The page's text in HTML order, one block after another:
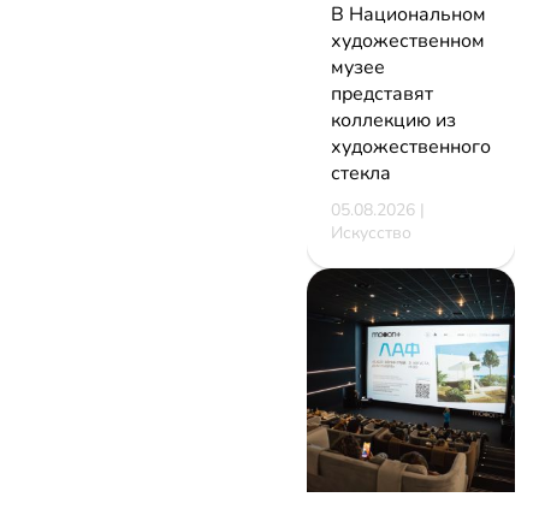
В Национальном
художественном
музее
представят
коллекцию из
художественного
стекла
05.08.2026 |
Искусство